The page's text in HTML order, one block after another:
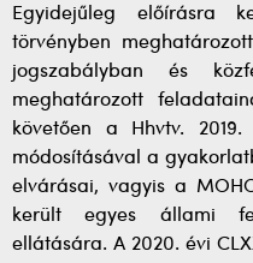
Egyidejűleg előírásra
törvényben
jogszabályban és
meghatározott
követően a Hhvtv.
módosításával a
elvárásai, vagyis a
került egyes állami
ellátására. A 2020. évi